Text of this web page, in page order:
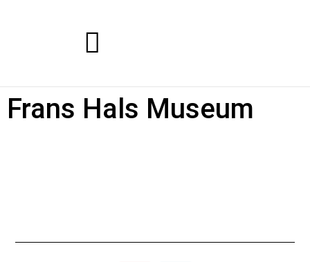
Frans Hals Museum